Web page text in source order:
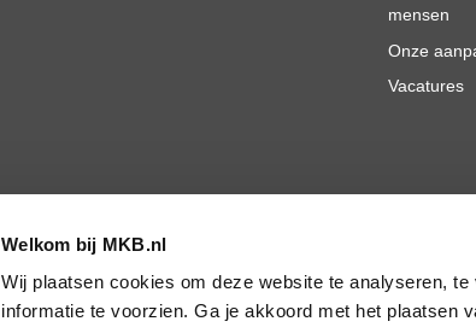
Welkom bij MKB.nl
Wij plaatsen cookies om deze website te analyseren,
informatie te voorzien. Ga je akkoord met het plaatsen
mensen
Onze
Vacatures